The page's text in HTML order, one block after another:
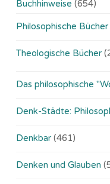
Buchhinweise (654)
Philosophische Bücher
Theologische Bücher
Das philosophische
Denk-Städte:
Denkbar (461)
Denken und Glauben